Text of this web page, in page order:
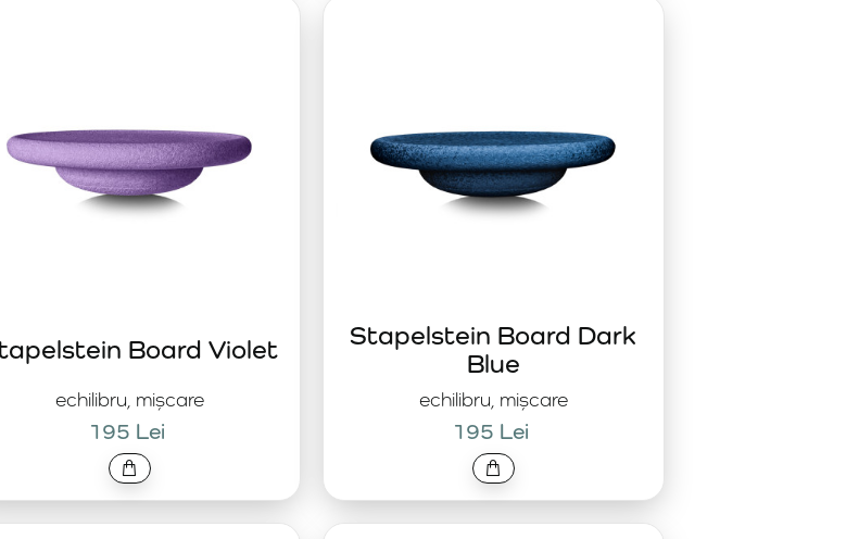
echilibru, mișcare
Board Violet
195 Lei
echilibru, mișcare
Stapelstein Board Dark
Blue
195 Lei